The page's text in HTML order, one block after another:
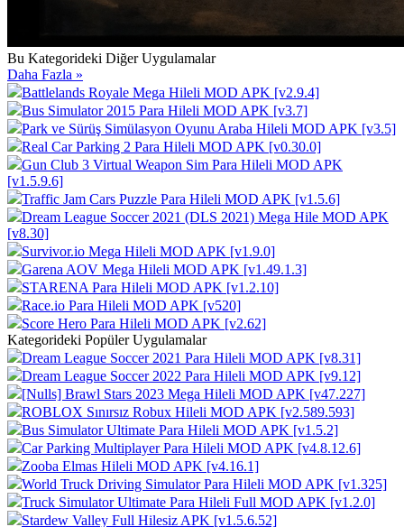
Bu Kategorideki Diğer Uygulamalar
Daha Fazla »
Battlelands Royale Mega Hileli MOD APK [v2.9.4]
Bus Simulator 2015 Para Hileli MOD APK [v3.7]
Park ve Sürüş Simülasyon Oyunu Araba Hileli MOD APK [v3.5]
Real Car Parking 2 Para Hileli MOD APK [v0.30.0]
Gun Club 3 Virtual Weapon Sim Para Hileli MOD APK
[v1.5.9.6]
Traffic Jam Cars Puzzle Para Hileli MOD APK [v1.5.6]
Dream League Soccer 2021 (DLS 2021) Mega Hile MOD APK
[v8.30]
Survivor.io Mega Hileli MOD APK [v1.9.0]
Garena AOV Mega Hileli MOD APK [v1.49.1.3]
STARENA Para Hileli MOD APK [v1.2.10]
Race.io Para Hileli MOD APK [v520]
Score Hero Para Hileli MOD APK [v2.62]
Kategorideki Popüler Uygulamalar
Dream League Soccer 2021 Para Hileli MOD APK [v8.31]
Dream League Soccer 2022 Para Hileli MOD APK [v9.12]
[Nulls] Brawl Stars 2023 Mega Hileli MOD APK [v47.227]
ROBLOX Sınırsız Robux Hileli MOD APK [v2.589.593]
Bus Simulator Ultimate Para Hileli MOD APK [v1.5.2]
Car Parking Multiplayer Para Hileli MOD APK [v4.8.12.6]
Zooba Elmas Hileli MOD APK [v4.16.1]
World Truck Driving Simulator Para Hileli MOD APK [v1.325]
Truck Simulator Ultimate Para Hileli Full MOD APK [v1.2.0]
Stardew Valley Full Hilesiz APK [v1.5.6.52]